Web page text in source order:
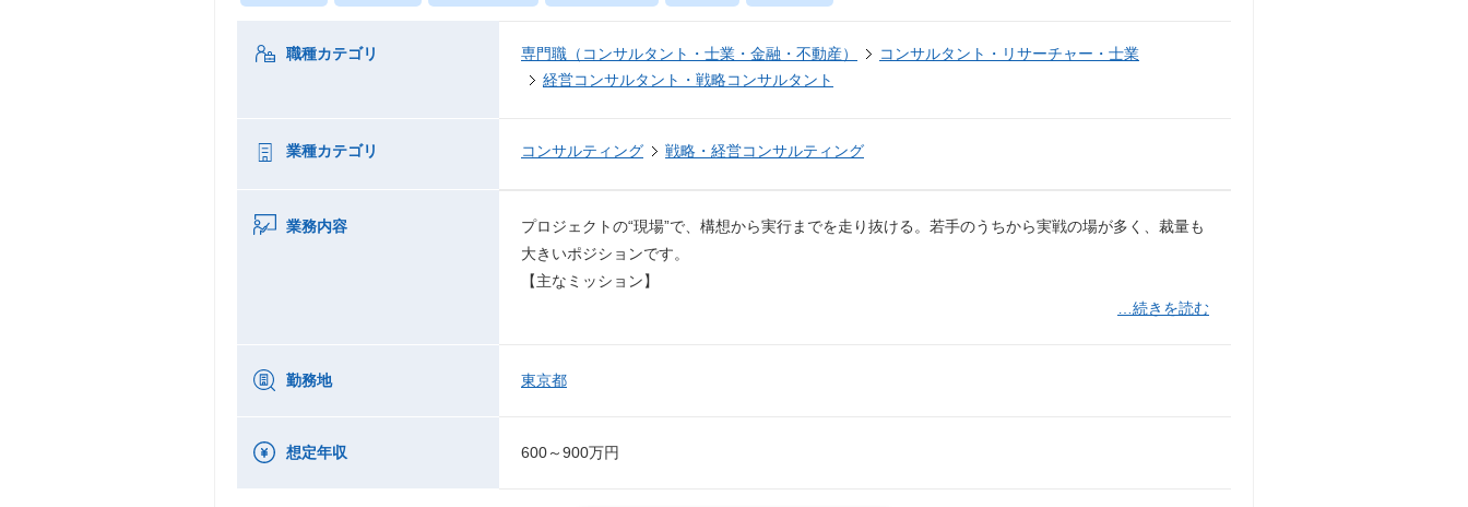
職種カテゴリ 専門職（コンサルタント・士業・金融・不動産）
コンサルタント・リサーチャー・士業
経営コンサルタント・戦略コンサルタント
業種カテゴリ コンサルティング 戦略・経営コンサルティング
業務内容
プロジェクトの“現場”で、構想から実行までを走り抜ける。若手のうちから実戦の場が多く、裁量も
大きいポジションです。
【主なミッション】
…続きを読む
勤務地 東京都
想定年収 600～900万円